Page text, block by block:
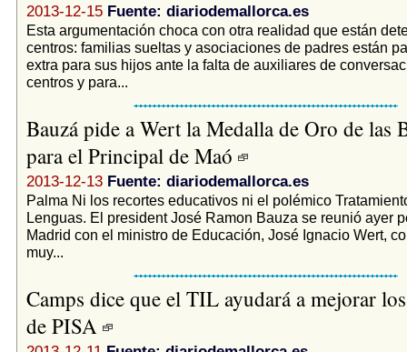
2013-12-15 Fuente: diariodemallorca.es
Esta argumentación choca con otra realidad que están
centros: familias sueltas y asociaciones de padres están
extra para sus hijos ante la falta de auxiliares de
centros y para...
Bauzá pide a Wert la Medalla de Oro de las
para el Principal de Maó
2013-12-13 Fuente: diariodemallorca.es
Palma Ni los recortes educativos ni el polémico
Lenguas. El president José Ramon Bauza se reunió ayer
Madrid con el ministro de Educación, José Ignacio Wert,
muy...
Camps dice que el TIL ayudará a mejorar
de PISA